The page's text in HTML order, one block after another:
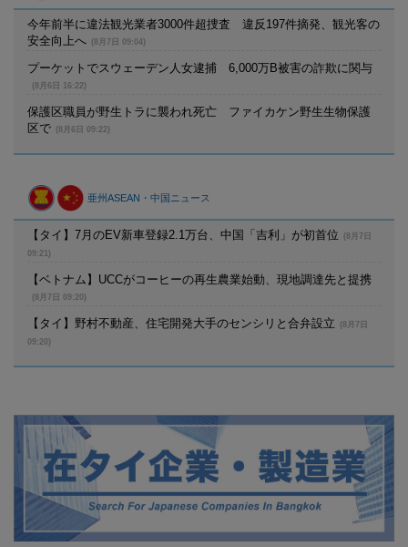
今年前半に違法観光業者3000件超捜査 違反197件摘発、観光客の
安全向上へ
(8月7日 09:04)
プーケットでスウェーデン人女逮捕 6,000万B被害の詐欺に関与
(8月6日 16:22)
保護区職員が野生トラに襲われ死亡 ファイカケン野生生物保護
区で
(8月6日 09:22)
亜州ASEAN・中国ニュース
【タイ】7月のEV新車登録2.1万台、中国「吉利」が初首位
(8月7日
09:21)
【ベトナム】UCCがコーヒーの再生農業始動、現地調達先と提携
(8月7日 09:20)
【タイ】野村不動産、住宅開発大手のセンシリと合弁設立
(8月7日
09:20)